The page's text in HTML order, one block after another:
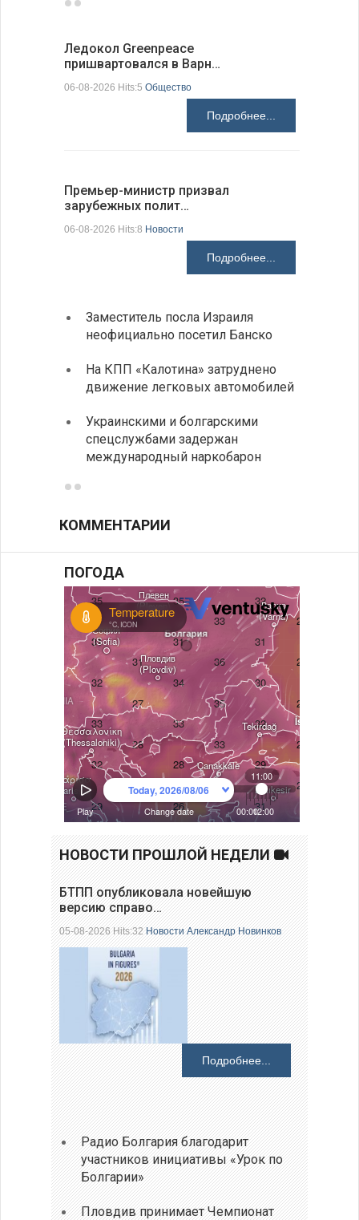
Ледокол Greenpeace
пришвартовался в Варн…
06-08-2026 Hits:5 Общество
Подробнее...
Премьер-министр призвал
зарубежных полит…
06-08-2026 Hits:8 Новости
Подробнее...
Заместитель посла Израиля
неофициально посетил Банско
На КПП «Калотина» затруднено
движение легковых автомобилей
Украинскими и болгарскими
спецслужбами задержан
международный наркобарон
КОММЕНТАРИИ
ПОГОДА
НОВОСТИ ПРОШЛОЙ НЕДЕЛИ
БТПП опубликовала новейшую
версию справо…
05-08-2026 Hits:32Новости Александр Новинков
Подробнее...
Радио Болгария благодарит
участников инициативы «Урок по
Болгарии»
Пловдив принимает Чемпионат